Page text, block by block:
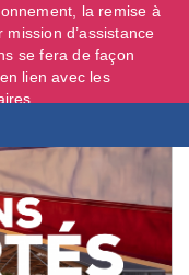
la remise à
d’assistance
se fera de façon
lien avec les
...